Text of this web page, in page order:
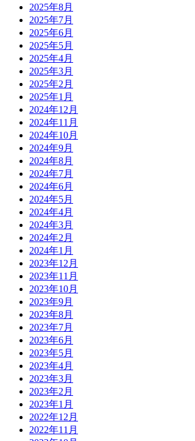
2025年8月
2025年7月
2025年6月
2025年5月
2025年4月
2025年3月
2025年2月
2025年1月
2024年12月
2024年11月
2024年10月
2024年9月
2024年8月
2024年7月
2024年6月
2024年5月
2024年4月
2024年3月
2024年2月
2024年1月
2023年12月
2023年11月
2023年10月
2023年9月
2023年8月
2023年7月
2023年6月
2023年5月
2023年4月
2023年3月
2023年2月
2023年1月
2022年12月
2022年11月